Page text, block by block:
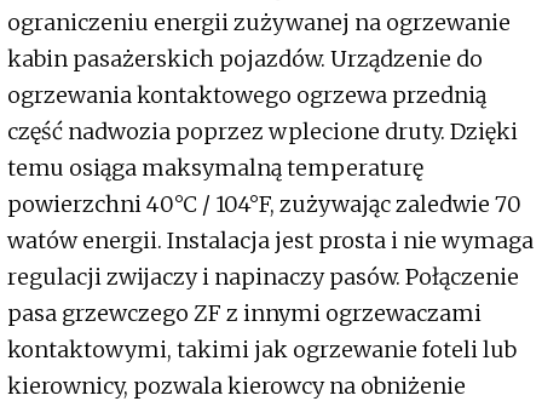
ograniczeniu energii zużywanej na ogrzewanie
kabin pasażerskich pojazdów. Urządzenie do
ogrzewania kontaktowego ogrzewa przednią
część nadwozia poprzez wplecione druty. Dzięki
temu osiąga maksymalną temperaturę
powierzchni 40°C / 104°F, zużywając zaledwie 70
watów energii. Instalacja jest prosta i nie wymaga
regulacji zwijaczy i napinaczy pasów. Połączenie
pasa grzewczego ZF z innymi ogrzewaczami
kontaktowymi, takimi jak ogrzewanie foteli lub
kierownicy, pozwala kierowcy na obniżenie